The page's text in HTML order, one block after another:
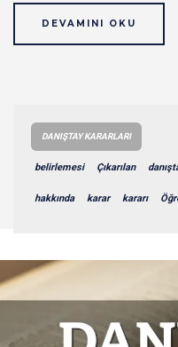
DEVAMINI OKU
DANIŞTAY KARARLARI
belirlemesi Çıkarılan
hakkında karar kararı